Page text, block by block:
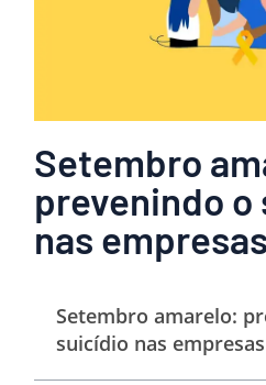
Setembro
prevenindo
nas empresas
Setembro amarelo:
suicídio nas empresas